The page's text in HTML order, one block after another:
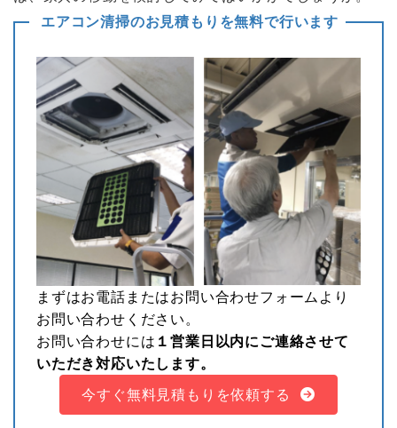
エアコン清掃のお見積もりを無料で行います
まずはお電話またはお問い合わせフォーム より
お問い合わせください。
お問い合わせには １営業日以内にご連絡させて
いただき対応いたします。
今すぐ無料見積もりを依頼する